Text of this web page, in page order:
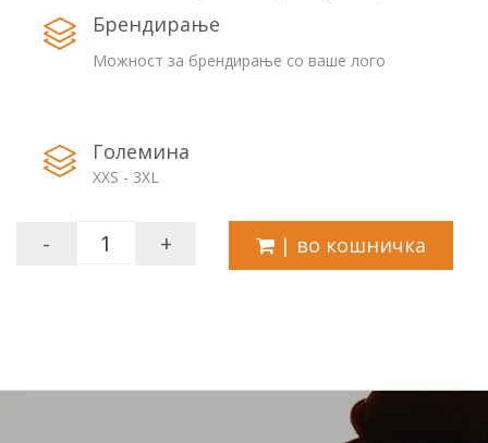
Брендирање
Можност за брендирање со ваше лого
Големина
XXS - 3XL
- + | во кошничка